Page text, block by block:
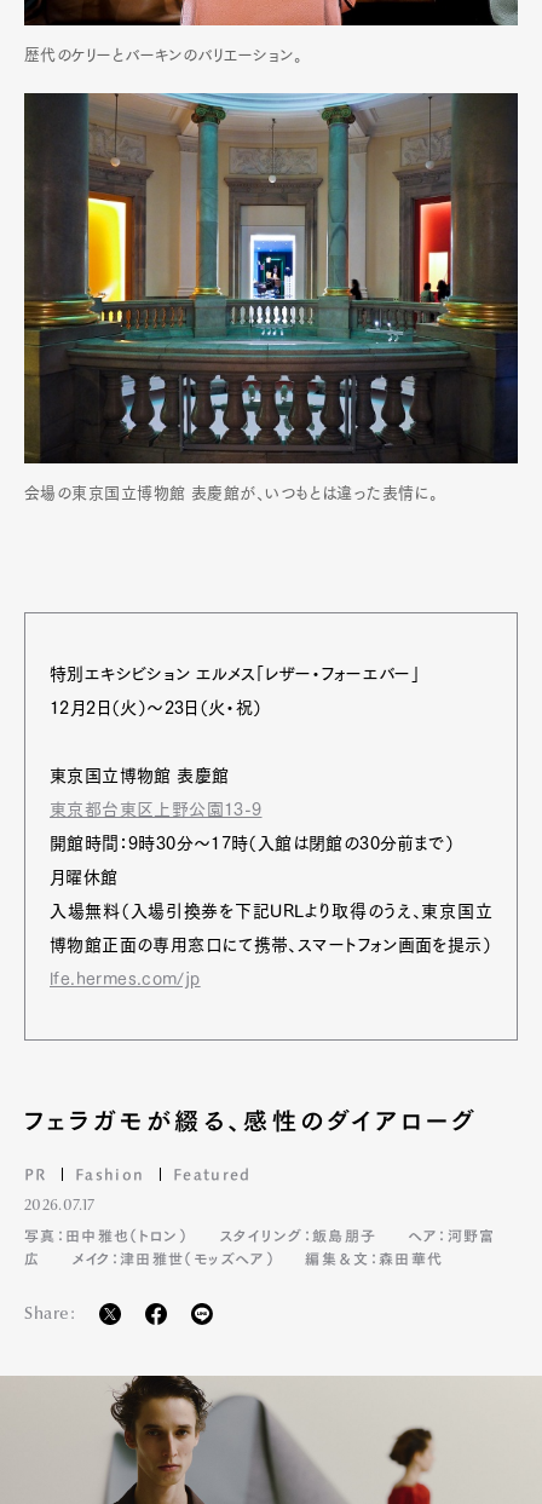
歴代のケリーとバーキンのバリエーション。
会場の東京国立博物館 表慶館が、いつもとは違った表情に。
特別エキシビション エルメス「レザー・フォーエバー」
12月2日（火）～23日（火・祝）
東京国立博物館 表慶館
東京都台東区上野公園13-9
開館時間：9時30分～17時（入館は閉館の30分前まで）
月曜休館
入場無料（入場引換券を下記URLより取得のうえ、東京国立
博物館正面の専用窓口にて携帯、スマートフォン画面を提示）
lfe.hermes.com/jp
フェラガモが綴る、感性のダイアローグ
PR Fashion Featured
2026.07.17
写真：田中雅也（トロン）
スタイリング：飯島朋子
ヘア：河野富
広
メイク：津田雅世（モッズヘア） 編集＆文：森田華代
Share: